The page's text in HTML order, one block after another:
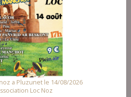
Fest Noz a Arzal le 15/08/2026
Alliance des Associations d'Arzal